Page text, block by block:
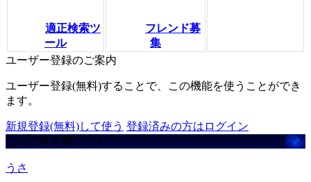
適正検索ツ
ール
フレンド募
集
ユーザー登録のご案内
ユーザー登録(無料)することで、この機能を使うことができ
ます。
新規登録(無料)して使う 登録済みの方はログイン
この記事を書いた人
うさ